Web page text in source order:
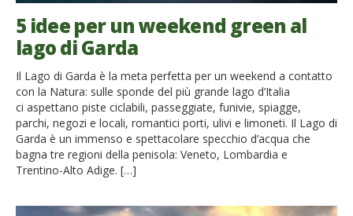
5 idee per un weekend green al
lago di Garda
Il Lago di Garda è la meta perfetta per un weekend a contatto
con la Natura: sulle sponde del più grande lago d’Italia
ci aspettano piste ciclabili, passeggiate, funivie, spiagge,
parchi, negozi e locali, romantici porti, ulivi e limoneti. Il Lago di
Garda è un immenso e spettacolare specchio d’acqua che
bagna tre regioni della penisola: Veneto, Lombardia e
Trentino-Alto Adige. […]